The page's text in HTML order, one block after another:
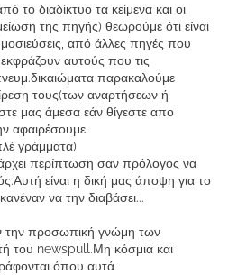
το διαδίκτυο τα κείμενα και οι
της πηγής) θεωρούμε ότι είναι
από άλλες πηγές που
αυτούς που τις
παρακαλούμε
τους(των αναρτήσεων ή
μας άμεσα εάν θίγεστε απο
αφαιρέσουμε.
γράμματα)
περίπτωση σαν πρόλογος να
είναι η δική μας άποψη για το
να την διαβάσει...
την προσωπική γνώμη των
του newspull.Μη κόσμια και
όπου αυτά